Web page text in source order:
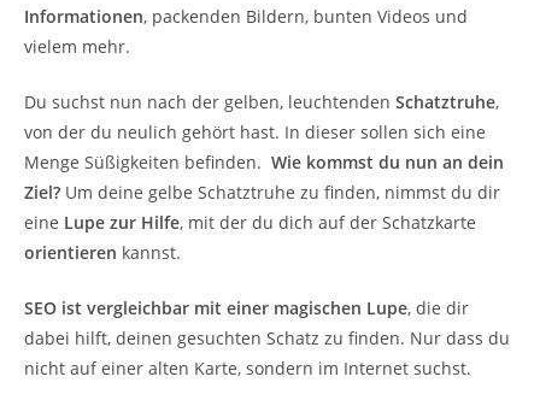
Informationen, packenden Bildern, bunten Videos und
vielem mehr.
Du suchst nun nach der gelben, leuchtenden Schatztruhe,
von der du neulich gehört hast. In dieser sollen sich eine
Menge Süßigkeiten befinden. Wie kommst du nun an dein
Ziel? Um deine gelbe Schatztruhe zu finden, nimmst du dir
eine Lupe zur Hilfe, mit der du dich auf der Schatzkarte
orientieren kannst.
SEO ist vergleichbar mit einer magischen Lupe, die dir
dabei hilft, deinen gesuchten Schatz zu finden. Nur dass du
nicht auf einer alten Karte, sondern im Internet suchst.